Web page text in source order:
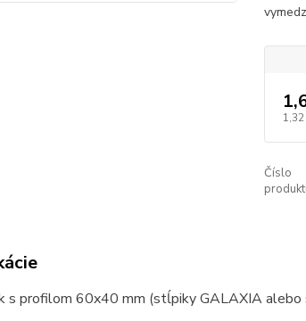
Číslo
s profilom 60x40 mm (stĺpiky GALAXIA alebo